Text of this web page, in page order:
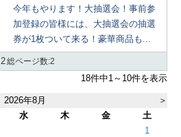
今年もやります！大抽選会！事前参
加登録の皆様には、大抽選会の抽選
券が1枚ついて来る！豪華商品も...
2総ページ数:2
18件中1～10件を表示
2026年8月
＞
水 木 金
土
1